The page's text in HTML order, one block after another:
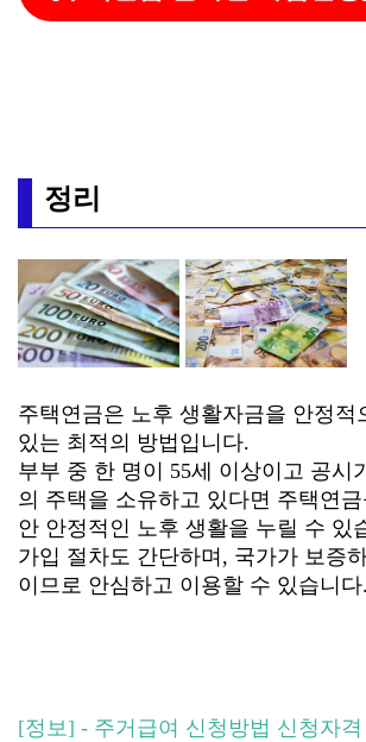
정리
주택연금은 노후 생활자금을 안정적
있는 최적의 방법입니다.
부부 중 한 명이 55세 이상이고 공시
의 주택을 소유하고 있다면 주택연
안 안정적인 노후 생활을 누릴 수 있
가입 절차도 간단하며, 국가가 보증
이므로 안심하고 이용할 수 있습니다.
[정보] - 주거급여 신청방법 신청자